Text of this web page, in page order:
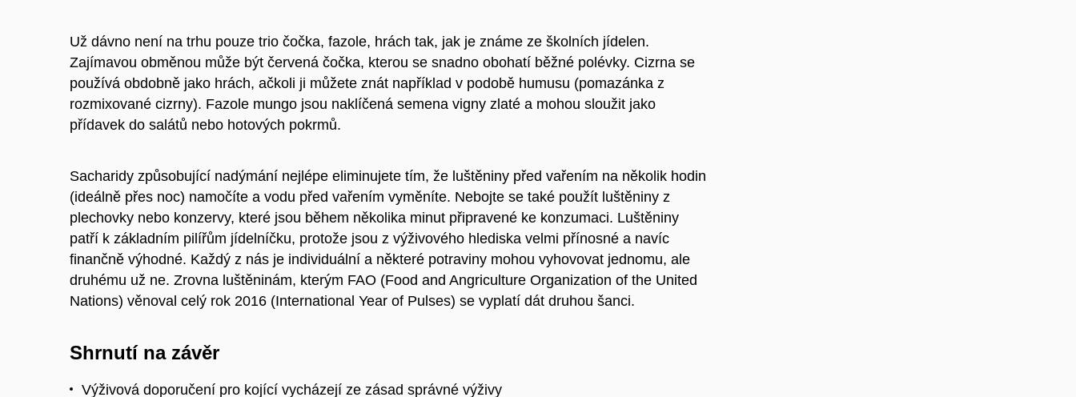
Už dávno není na trhu pouze trio čočka, fazole, hrách tak, jak je známe ze školních jídelen.
Zajímavou obměnou může být červená čočka, kterou se snadno obohatí běžné polévky. Cizrna se
používá obdobně jako hrách, ačkoli ji můžete znát například v podobě humusu (pomazánka z
rozmixované cizrny). Fazole mungo jsou naklíčená semena vigny zlaté a mohou sloužit jako
přídavek do salátů nebo hotových pokrmů.
Sacharidy způsobující nadýmání nejlépe eliminujete tím, že luštěniny před vařením na několik hodin
(ideálně přes noc) namočíte a vodu před vařením vyměníte. Nebojte se také použít luštěniny z
plechovky nebo konzervy, které jsou během několika minut připravené ke konzumaci. Luštěniny
patří k základním pilířům jídelníčku, protože jsou z výživového hlediska velmi přínosné a navíc
finančně výhodné. Každý z nás je individuální a některé potraviny mohou vyhovovat jednomu, ale
druhému už ne. Zrovna luštěninám, kterým FAO (Food and Angriculture Organization of the United
Nations) věnoval celý rok 2016 (International Year of Pulses) se vyplatí dát druhou šanci.
Shrnutí na závěr
Výživová doporučení pro kojící vycházejí ze zásad správné výživy